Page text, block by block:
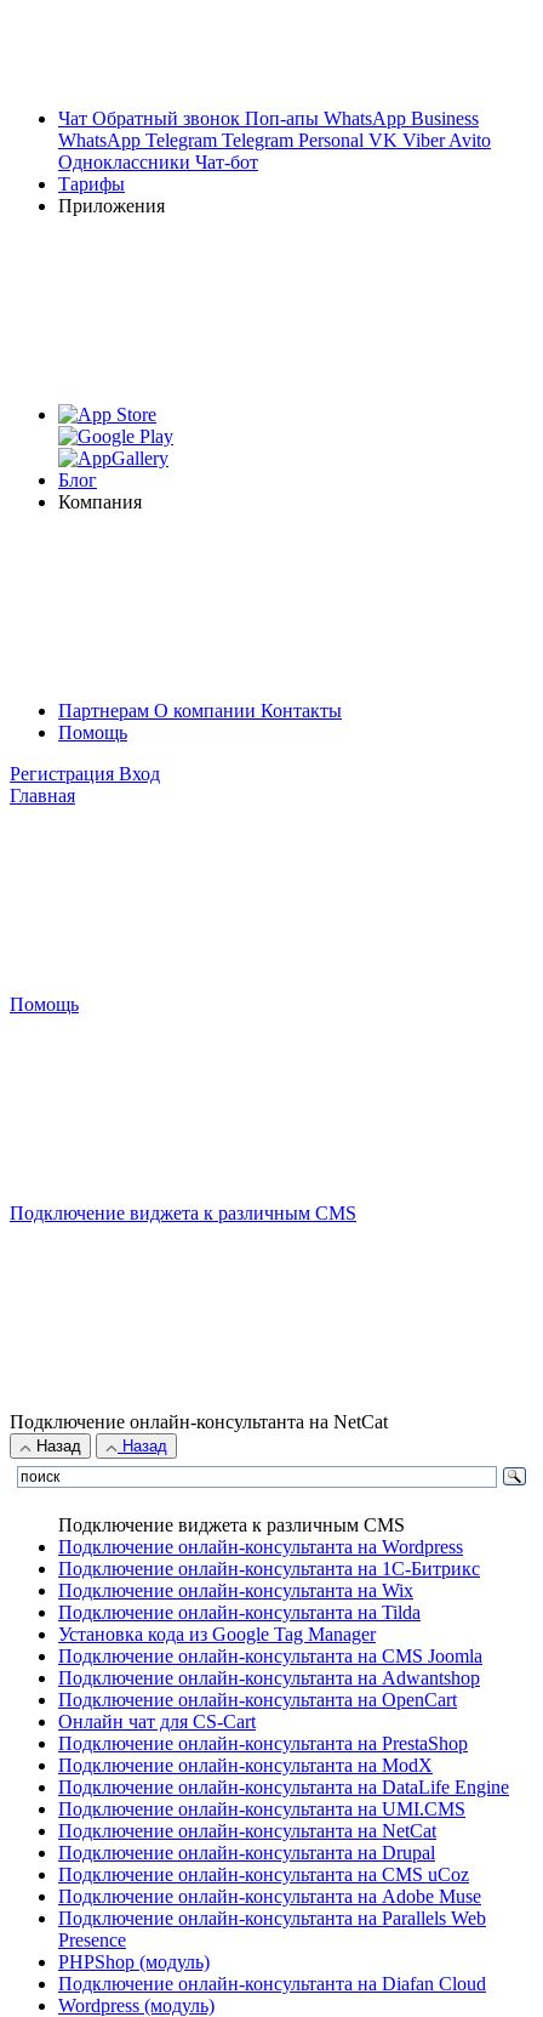
Чат Обратный звонок Поп-апы WhatsApp Business
WhatsApp Telegram Telegram Personal VK ViberAvito
Одноклассники Чат-бот
Тарифы
Приложения
Блог
Компания
Партнерам О компании Контакты
Помощь
Регистрация Вход
Главная
Помощь
Подключение виджета к различным CMS
Подключение онлайн-консультанта на NetCat
Назад Назад
Подключение виджета к различным CMS
Подключение онлайн-консультанта на Wordpress
Подключение онлайн-консультанта на 1С-Битрикс
Подключение онлайн-консультанта на Wix
Подключение онлайн-консультанта на Tilda
Установка кода из Google Tag Manager
Подключение онлайн-консультанта на CMS Joomla
Подключение онлайн-консультанта на Adwantshop
Подключение онлайн-консультанта на OpenCart
Онлайн чат для CS-Cart
Подключение онлайн-консультанта на PrestaShop
Подключение онлайн-консультанта на ModX
Подключение онлайн-консультанта на DataLife Engine
Подключение онлайн-консультанта на UMI.CMS
Подключение онлайн-консультанта на NetCat
Подключение онлайн-консультанта на Drupal
Подключение онлайн-консультанта на CMS uCoz
Подключение онлайн-консультанта на Adobe Muse
Подключение онлайн-консультанта на Parallels Web
Presence
PHPShop (модуль)
Подключение онлайн-консультанта на Diafan Cloud
Wordpress (модуль)